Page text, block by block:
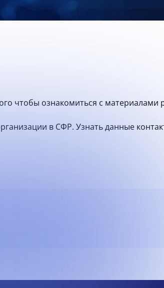
чтобы ознакомиться с материалами
в СФР. Узнать данные